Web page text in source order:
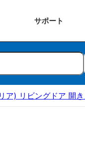
サポート
ア) リビングドア 開